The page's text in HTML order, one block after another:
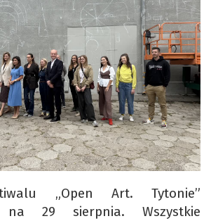
„Open Art. Tytonie”
na 29 sierpnia. Wszystkie